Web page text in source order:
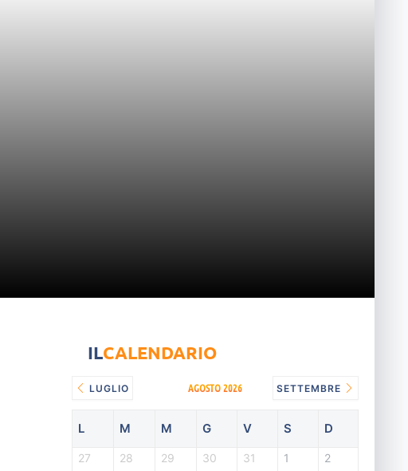
ILCALENDARIO
LUGLIO AGOSTO 2026 SETTEMBRE
L M M G V S D
27 28 29 30 31 1 2